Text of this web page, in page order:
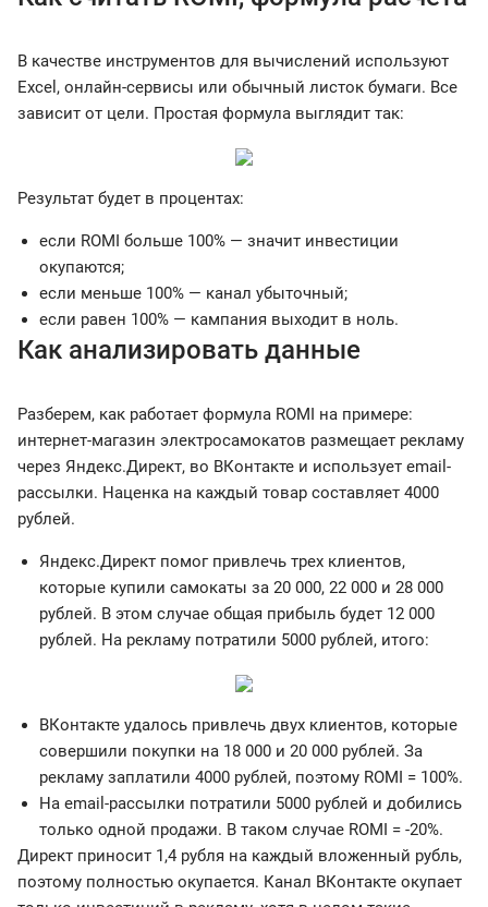
В качестве инструментов для вычислений используют
Excel, онлайн-сервисы или обычный листок бумаги. Все
зависит от цели. Простая формула выглядит так:
Результат будет в процентах:
если ROMI больше 100% — значит инвестиции
окупаются;
если меньше 100% — канал убыточный;
если равен 100% — кампания выходит в ноль.
Как анализировать данные
Разберем, как работает формула ROMI на примере:
интернет-магазин электросамокатов размещает рекламу
через Яндекс.Директ, во ВКонтакте и использует email-
рассылки. Наценка на каждый товар составляет 4000
рублей.
Яндекс.Директ помог привлечь трех клиентов,
которые купили самокаты за 20 000, 22 000 и 28 000
рублей. В этом случае общая прибыль будет 12 000
рублей. На рекламу потратили 5000 рублей, итого:
ВКонтакте удалось привлечь двух клиентов, которые
совершили покупки на 18 000 и 20 000 рублей. За
рекламу заплатили 4000 рублей, поэтому ROMI = 100%.
На email-рассылки потратили 5000 рублей и добились
только одной продажи. В таком случае ROMI = -20%.
Директ приносит 1,4 рубля на каждый вложенный рубль,
поэтому полностью окупается. Канал ВКонтакте окупает